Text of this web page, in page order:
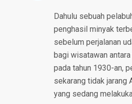
Dahulu sebuah
penghasil minyak
sebelum perjalanan
bagi wisatawan
pada tahun 1930-an,
sekarang tidak jarang
yang sedang